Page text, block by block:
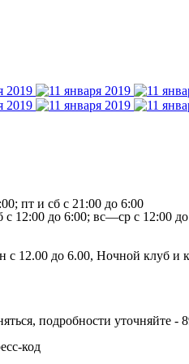
пт и сб с 21:00 до 6:00
с 12:00 до 6:00; вс—ср с 12:00
до 6.00, Ночной клуб и
подробности уточняйте -
код